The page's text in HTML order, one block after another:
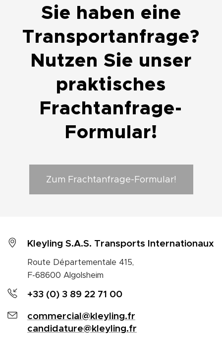
Sie haben eine
Transportanfrage?
Nutzen Sie unser
praktisches
Frachtanfrage-
Formular!
Zum Frachtanfrage-Formular!
Kleyling S.A.S. Transports Internationaux
Route Départementale 415,
F-68600 Algolsheim
+33 (0) 3 89 22 71 00
commercial@kleyling.fr
candidature@kleyling.fr